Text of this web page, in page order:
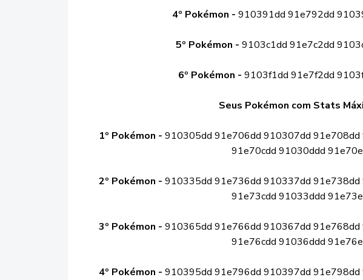
4º Pokémon - 910391dd 91e792dd
5º Pokémon - 9103c1dd 91e7c2dd
6º Pokémon - 9103f1dd 91e7f2dd
Seus Pokémon com Stats
1º Pokémon - 910305dd 91e706dd 910307dd
91e70cdd 91030ddd
2º Pokémon - 910335dd 91e736dd 910337dd
91e73cdd 91033ddd
3º Pokémon - 910365dd 91e766dd 910367dd
91e76cdd 91036ddd
4º Pokémon - 910395dd 91e796dd 910397dd